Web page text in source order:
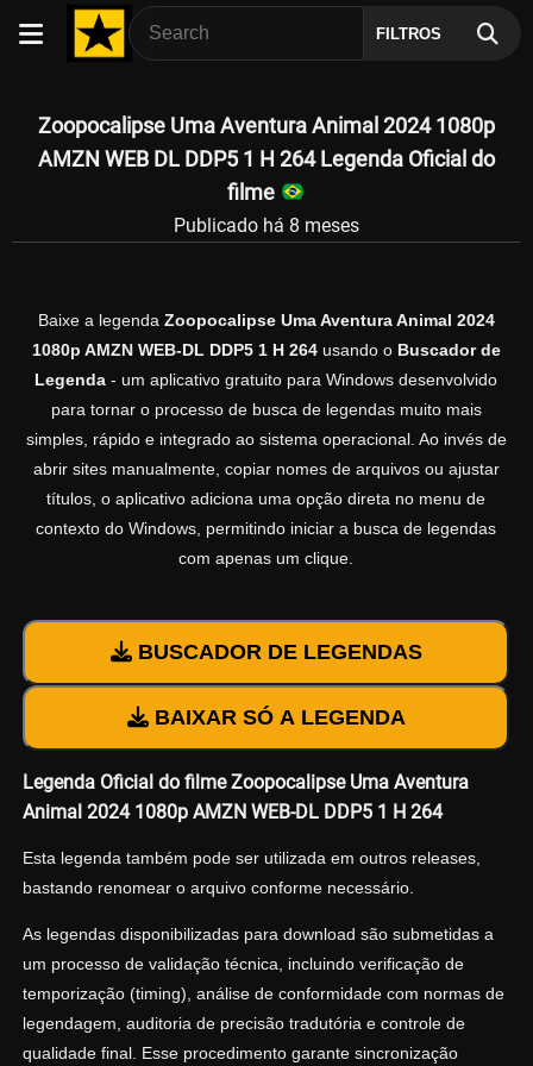
FILTROS
Zoopocalipse Uma Aventura Animal 2024 1080p
AMZN WEB DL DDP5 1 H 264 Legenda Oficial do
filme
Publicado há 8 meses
Baixe a legenda Zoopocalipse Uma Aventura Animal 2024
1080p AMZN WEB-DL DDP5 1 H 264usando o Buscador de
Legenda - um aplicativo gratuito para Windows desenvolvido
para tornar o processo de busca de legendas muito mais
simples, rápido e integrado ao sistema operacional. Ao invés de
abrir sites manualmente, copiar nomes de arquivos ou ajustar
títulos, o aplicativo adiciona uma opção direta no menu de
contexto do Windows, permitindo iniciar a busca de legendas
com apenas um clique.
BUSCADOR DE LEGENDAS
BAIXAR SÓ A LEGENDA
Legenda Oficial do filme Zoopocalipse Uma Aventura
Animal 2024 1080p AMZN WEB-DL DDP5 1 H 264
Esta legenda também pode ser utilizada em outros releases,
bastando renomear o arquivo conforme necessário.
As legendas disponibilizadas para download são submetidas a
um processo de validação técnica, incluindo verificação de
temporização (timing), análise de conformidade com normas de
legendagem, auditoria de precisão tradutória e controle de
qualidade final. Esse procedimento garante sincronização